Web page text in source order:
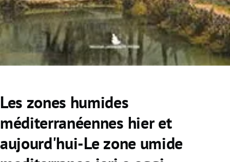
Les zones humides
méditerranéennes hier et
aujourd'hui-Le zone umide